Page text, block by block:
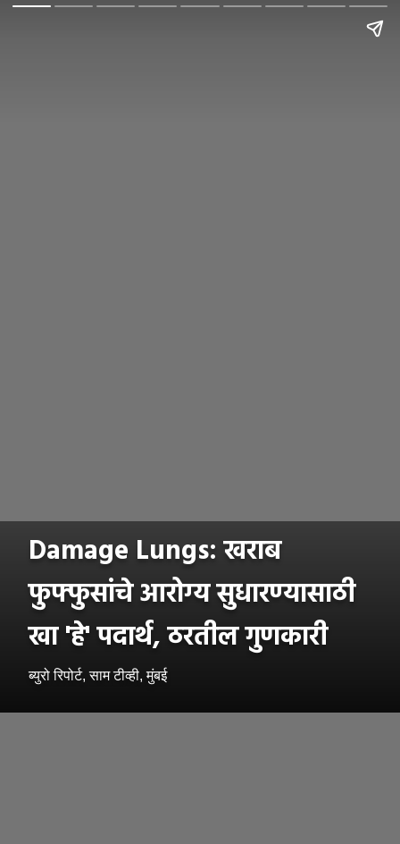
Damage Lungs: खराब
फुफ्फुसांचे आरोग्य सुधारण्यासाठी
खा 'हे' पदार्थ, ठरतील गुणकारी
ब्युरो रिपोर्ट, साम टीव्ही, मुंबई